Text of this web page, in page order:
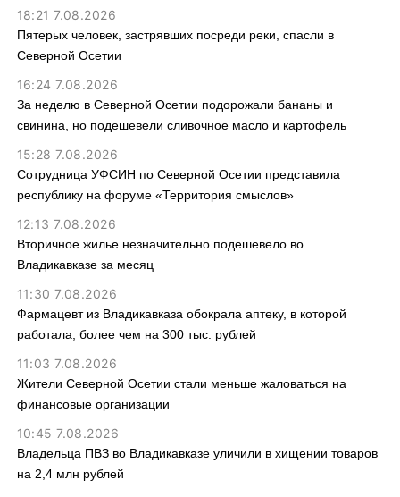
18:21 7.08.2026
Пятерых человек, застрявших посреди реки, спасли в
Северной Осетии
16:24 7.08.2026
За неделю в Северной Осетии подорожали бананы и
свинина, но подешевели сливочное масло и картофель
15:28 7.08.2026
Сотрудница УФСИН по Северной Осетии представила
республику на форуме «Территория смыслов»
12:13 7.08.2026
Вторичное жилье незначительно подешевело во
Владикавказе за месяц
11:30 7.08.2026
Фармацевт из Владикавказа обокрала аптеку, в которой
работала, более чем на 300 тыс. рублей
11:03 7.08.2026
Жители Северной Осетии стали меньше жаловаться на
финансовые организации
10:45 7.08.2026
Владельца ПВЗ во Владикавказе уличили в хищении товаров
на 2,4 млн рублей